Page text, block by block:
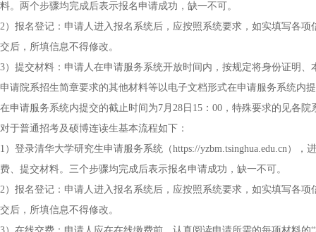
料。两个步骤均完成后表示报名申请成功，缺一不可。
2）报名登记：申请人进入报名系统后，应按照系统要求，如实填写各
交后，所填信息不得修改。
3）提交材料：申请人在申请服务系统开放时间内，按规定将身份证明
申请院系招生简章要求的其他材料等以电子文档形式在申请服务系统内
在申请服务系统内提交的截止时间为7月28日15：00，特殊要求的见各院
对于普通招考及硕博连读生基本流程如下：
1）登录清华大学研究生申请服务系统（https://yzbm.tsinghua.edu.cn）
费、提交材料。三个步骤均完成后表示报名申请成功，缺一不可。
2）报名登记：申请人进入报名系统后，应按照系统要求，如实填写各
交后，所填信息不得修改。